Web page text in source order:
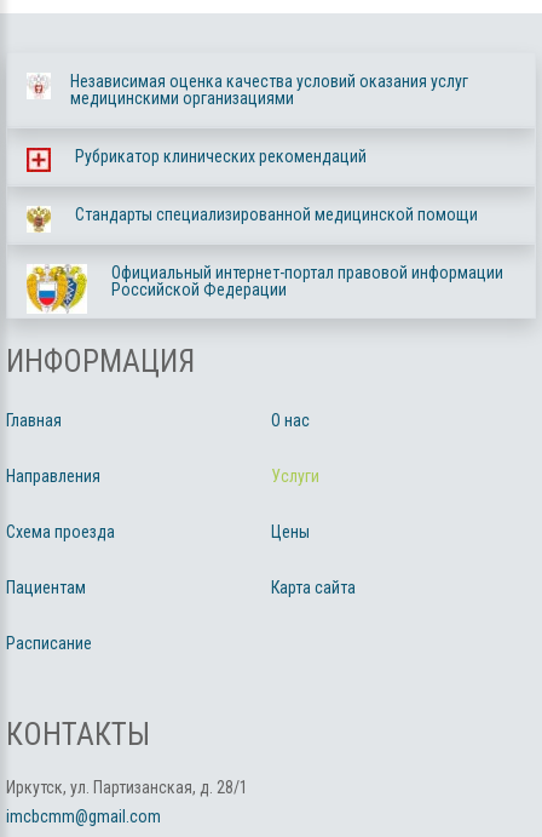
Независимая оценка качества условий оказания услуг
медицинскими организациями
Рубрикатор клинических рекомендаций
Стандарты специализированной медицинской помощи
Официальный интернет-портал правовой информации
Российской Федерации
ИНФОРМАЦИЯ
Главная О нас
Направления Услуги
Схема проезда Цены
Пациентам Карта сайта
Расписание
КОНТАКТЫ
Иркутск, ул. Партизанская, д. 28/1
imcbcmm@gmail.com